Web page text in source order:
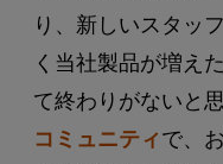
り、新しいスタッ
く当社製品が増え
て終わりがないと
コミュニティで、